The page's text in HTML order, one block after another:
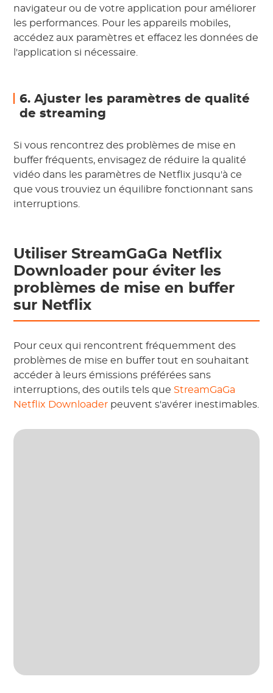
navigateur ou de votre application pour améliorer
les performances. Pour les appareils mobiles,
accédez aux paramètres et effacez les données de
l'application si nécessaire.
6. Ajuster les paramètres de qualité
de streaming
Si vous rencontrez des problèmes de mise en
buffer fréquents, envisagez de réduire la qualité
vidéo dans les paramètres de Netflix jusqu'à ce
que vous trouviez un équilibre fonctionnant sans
interruptions.
Utiliser StreamGaGa Netflix
Downloader pour éviter les
problèmes de mise en buffer
sur Netflix
Pour ceux qui rencontrent fréquemment des
problèmes de mise en buffer tout en souhaitant
accéder à leurs émissions préférées sans
interruptions, des outils tels que StreamGaGa
Netflix Downloader peuvent s'avérer inestimables.